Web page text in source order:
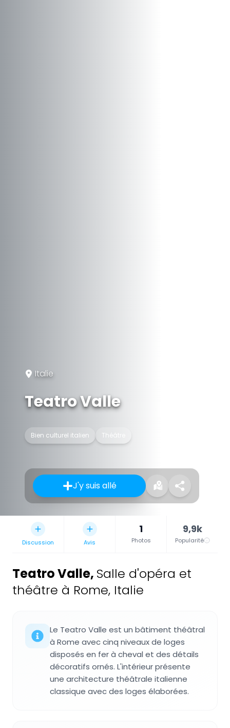
Italie
Teatro Valle
Bien culturel italien Théâtre
J'y suis allé
Discussion Avis
1
Photos
9,9k
Popularité
Teatro Valle, Salle d'opéra et
théâtre à Rome, Italie
Le Teatro Valle est un bâtiment théâtral
à Rome avec cinq niveaux de loges
disposés en fer à cheval et des détails
décoratifs ornés. L'intérieur présente
une architecture théâtrale italienne
classique avec des loges élaborées.